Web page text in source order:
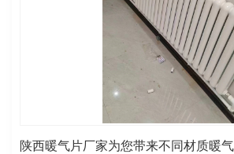
陕西暖气片厂家为您带来不同材质暖